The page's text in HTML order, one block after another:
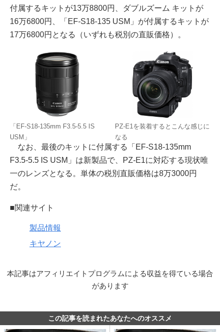
付属するキットが13万8800円、ダブルズーム キットが
16万6800円、「EF-S18-135 USM」が付属するキットが
17万6800円となる（いずれも税別の直販価格）。
「EF-S18-135mm F3.5-5.5 IS
USM」
PZ-E1を装着するとこんな感じに
なる
なお、最後のキットに付属する「EF-S18-135mm
F3.5-5.5 IS USM」は新製品で、PZ-E1に対応する現状唯
一のレンズとなる。単体の税別直販価格は8万3000円
だ。
■関連サイト
製品情報
キヤノン
本記事はアフィリエイトプログラムによる収益を得ている場合
があります
この記事を読まれたあなたへのオススメ